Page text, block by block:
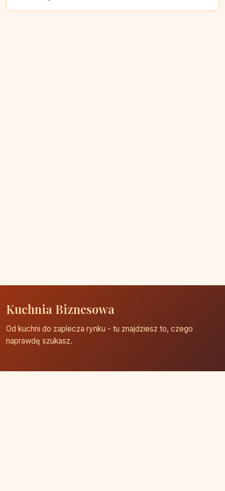
Kuchnia Biznesowa
Od kuchni do zaplecza rynku - tu znajdziesz to, czego
naprawdę szukasz.